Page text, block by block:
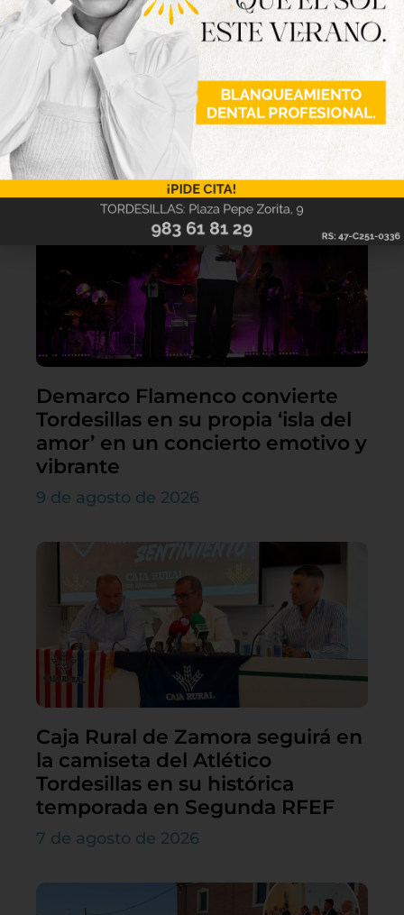
Lo último
Demarco Flamenco convierte
Tordesillas en su propia ‘isla del
amor’ en un concierto emotivo y
vibrante
9 de agosto de 2026
Caja Rural de Zamora seguirá en
la camiseta del Atlético
Tordesillas en su histórica
temporada en Segunda RFEF
7 de agosto de 2026